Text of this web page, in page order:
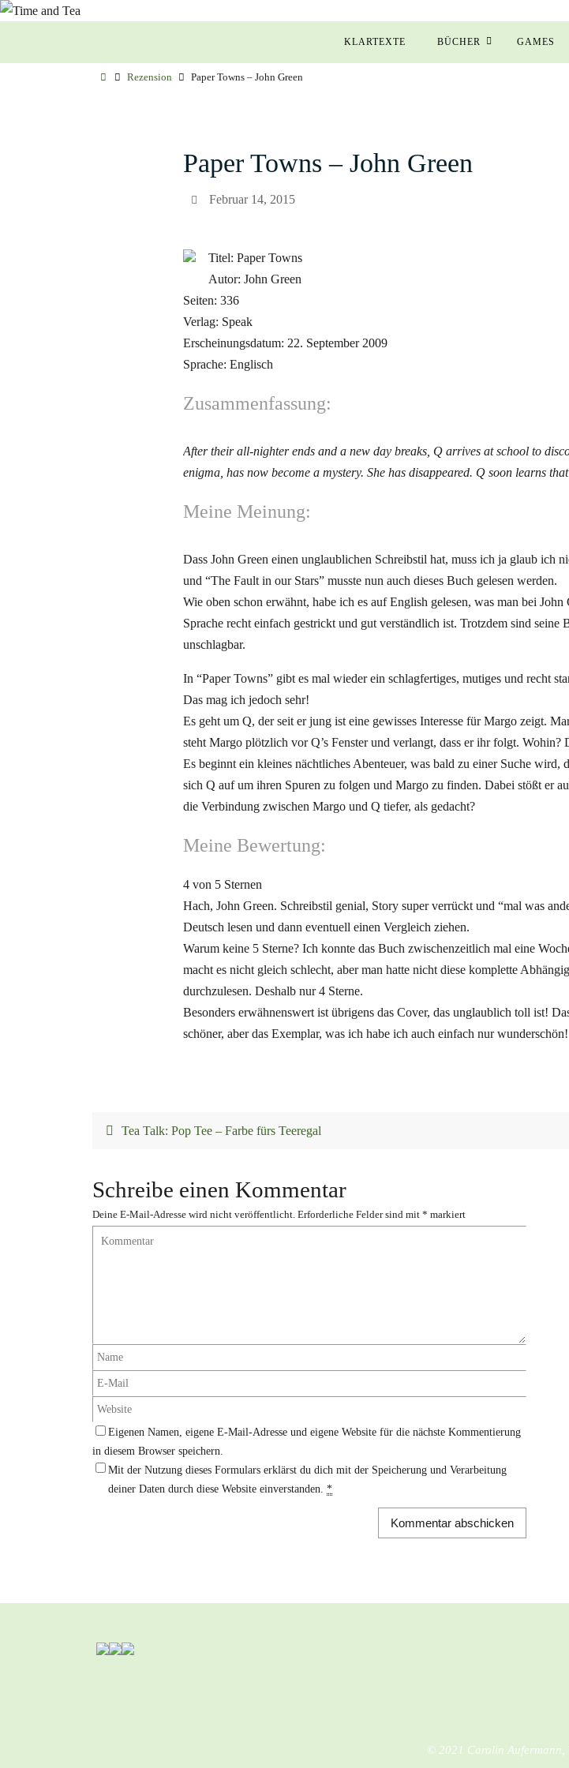
Zum
springen
KLARTEXTE BÜCHER GAMES
StartRezension Paper Towns – John Green
Paper Towns – John Green
Februar 14, 2015
Titel: Paper Towns
Autor: John Green
Seiten: 336
Verlag: Speak
Erscheinungsdatum: 22. September 2009
Sprache: Englisch
Zusammenfassung:
After their all-nighter ends and a new day breaks, Q arrives at school to
enigma, has now become a mystery. She has disappeared. Q soon learns
Meine Meinung:
Dass John Green einen unglaublichen Schreibstil hat, muss ich ja glaub ich
und “The Fault in our Stars” musste nun auch dieses Buch gelesen werden.
Wie oben schon erwähnt, habe ich es auf English gelesen, was man bei
Sprache recht einfach gestrickt und gut verständlich ist. Trotzdem sind
unschlagbar.
In “Paper Towns” gibt es mal wieder ein schlagfertiges, mutiges und recht
Das mag ich jedoch sehr!
Es geht um Q, der seit er jung ist eine gewisses Interesse für Margo zeigt.
steht Margo plötzlich vor Q’s Fenster und verlangt, dass er ihr folgt. Wohin?
Es beginnt ein kleines nächtliches Abenteuer, was bald zu einer Suche
sich Q auf um ihren Spuren zu folgen und Margo zu finden. Dabei stößt er
die Verbindung zwischen Margo und Q tiefer, als gedacht?
Meine Bewertung:
4 von 5 Sternen
Hach, John Green. Schreibstil genial, Story super verrückt und “mal was
Deutsch lesen und dann eventuell einen Vergleich ziehen.
Warum keine 5 Sterne? Ich konnte das Buch zwischenzeitlich mal eine
macht es nicht gleich schlecht, aber man hatte nicht diese komplette
durchzulesen. Deshalb nur 4 Sterne.
Besonders erwähnenswert ist übrigens das Cover, das unglaublich toll ist!
schöner, aber das Exemplar, was ich habe ich auch einfach nur wunderschön!
Tea Talk: Pop Tee – Farbe fürs Teeregal
Schreibe einen Kommentar
Deine E-Mail-Adresse wird nicht veröffentlicht. Erforderliche Felder sind mit * markiert
Eigenen Namen, eigene E-Mail-Adresse und eigene Website für die nächste Kommentierung
in diesem Browser speichern.
Mit der Nutzung dieses Formulars erklärst du dich mit der Speicherung und Verarbeitung
deiner Daten durch diese Website einverstanden. *
© 2021 Carolin Aufermann,